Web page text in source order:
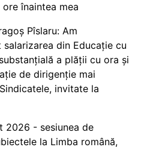
înaintea mea
Pîslaru: Am
din Educație cu
a plății cu ora și
de dirigenție mai
invitate la
2026 - sesiunea de
la Limba română,